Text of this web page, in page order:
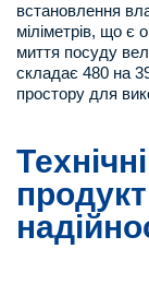
встановлення
міліметрів, що є
миття посуду
складає 480 на
простору для